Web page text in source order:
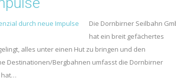
Die Dornbirner Seilbahn
hat ein breit gefächertes
alles unter einen Hut zu bringen und den
Destinationen/Bergbahnen umfasst die Dornbirner
hat…